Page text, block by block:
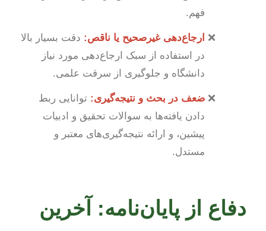
فهم.
ارجاع‌دهی غیرصحیح یا ناقص: دقت بسیار بالا
در استفاده از سبک ارجاع‌دهی مورد نیاز
دانشگاه و جلوگیری از سرقت علمی.
ضعف در بحث و نتیجه‌گیری: توانایی ربط
دادن یافته‌ها به سوالات تحقیق و ادبیات
پیشین، و ارائه نتیجه‌گیری‌های معتبر و
مستدل.
دفاع از پایان‌نامه: آخرین